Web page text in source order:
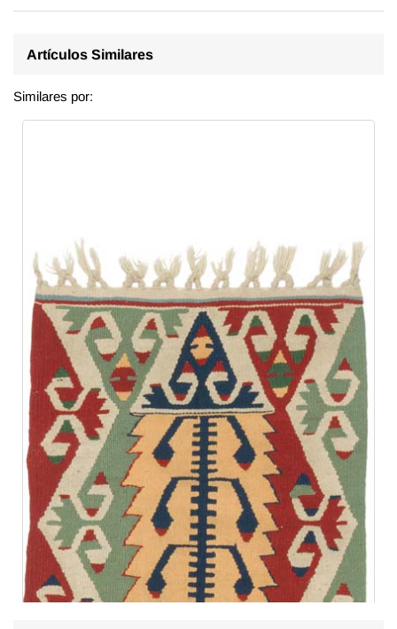
Artículos Similares
Similares por: